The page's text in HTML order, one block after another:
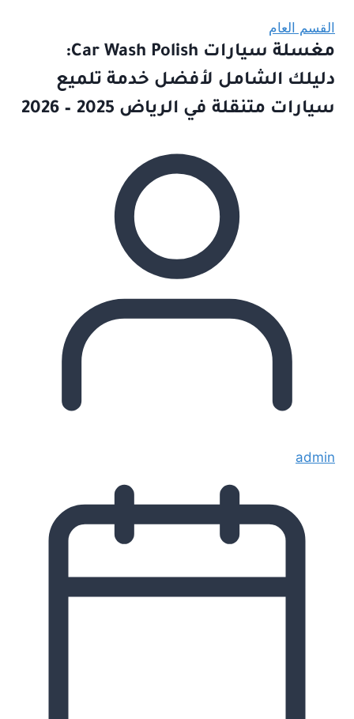
القسم العام
مغسلة سيارات Car Wash Polish:
دليلك الشامل لأفضل خدمة تلميع
سيارات متنقلة في الرياض 2025 – 2026
admin